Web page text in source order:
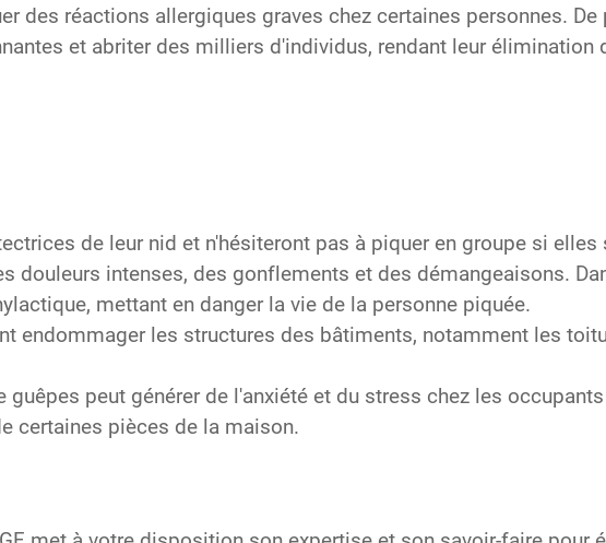
des réactions allergiques graves chez certaines personnes.
et abriter des milliers d'individus, rendant leur élimination
de leur nid et n'hésiteront pas à piquer en groupe si elles
douleurs intenses, des gonflements et des démangeaisons.
mettant en danger la vie de la personne piquée.
endommager les structures des bâtiments, notamment les
guêpes peut générer de l'anxiété et du stress chez les occupants
certaines pièces de la maison.